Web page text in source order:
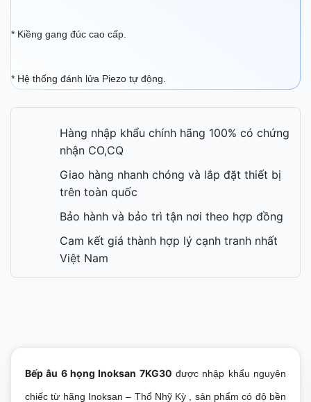
* Kiềng gang đúc cao cấp.
* Hệ thống đánh lửa Piezo tự động.
Hàng nhập khẩu chính hãng 100% có chứng
nhận CO,CQ
Giao hàng nhanh chóng và lắp đặt thiết bị
trên toàn quốc
Bảo hành và bảo trì tận nơi theo hợp đồng
Cam kết giá thành hợp lý cạnh tranh nhất
Việt Nam
Bếp âu 6 họng Inoksan 7KG30 được nhập khẩu nguyên
chiếc từ hãng Inoksan – Thổ Nhỹ Kỳ , sản phẩm có độ bền